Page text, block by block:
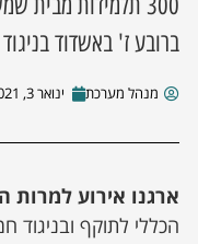
odio
feugiat
Congue
ברובע ז' באשדוד
מנהל מערכת ינואר 3, 2021
ארגנו אירוע למרות
הכללי לתוקף ובניגוד